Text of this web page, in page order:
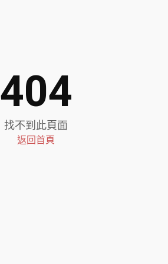
404
找不到此頁面
返回首頁